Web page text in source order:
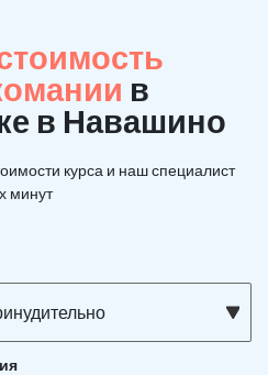
в
в Навашино
курса и наш специалист
минут